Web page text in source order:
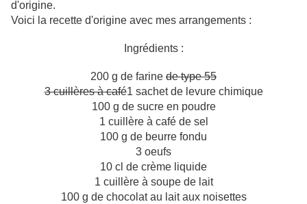
d'origine.
Voici la recette d'origine avec mes arrangements :
Ingrédients :
200 g de farine de type 55
3 cuillères à café1 sachet de levure chimique
100 g de sucre en poudre
1 cuillère à café de sel
100 g de beurre fondu
3 oeufs
10 cl de crème liquide
1 cuillère à soupe de lait
100 g de chocolat au lait aux noisettes